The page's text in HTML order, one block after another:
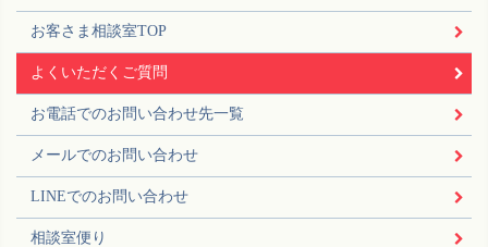
お客さま相談室TOP
よくいただくご質問
お電話でのお問い合わせ先一覧
メールでのお問い合わせ
LINEでのお問い合わせ
相談室便り